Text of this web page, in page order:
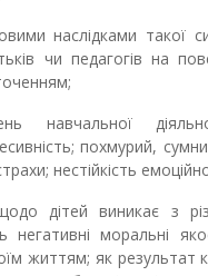
наслідками такої
чи педагогів на
навчальної
похмурий,
нестійкість
дітей виникає з
негативні моральні
життям; як результат